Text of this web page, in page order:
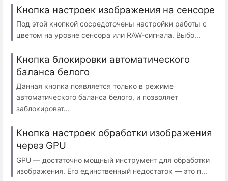
Кнопка настроек изображения на сенсоре
Под этой кнопкой сосредоточены настройки работы с
цветом на уровне сенсора или RAW-сигнала. Выбо...
Кнопка блокировки автоматического
баланса белого
Данная кнопка появляется только в режиме
автоматического баланса белого, и позволяет
заблокироват...
Кнопка настроек обработки изображения
через GPU
GPU — достаточно мощный инструмент для обработки
изображения. Его единственный недостаток — это п...